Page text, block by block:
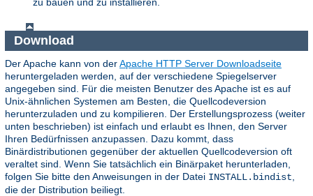
zu bauen und zu installieren.
Download
Der Apache kann von derApache HTTP Server Downloadseite
heruntergeladen werden, auf der verschiedene Spiegelserver
angegeben sind. Für die meisten Benutzer des Apache ist es auf
Unix-ähnlichen Systemen am Besten, die Quellcodeversion
herunterzuladen und zu kompilieren. Der Erstellungsprozess (weiter
unten beschrieben) ist einfach und erlaubt es Ihnen, den Server
Ihren Bedürfnissen anzupassen. Dazu kommt, dass
Binärdistributionen gegenüber der aktuellen Quellcodeversion oft
veraltet sind. Wenn Sie tatsächlich ein Binärpaket herunterladen,
folgen Sie bitte den Anweisungen in der Datei INSTALL.bindist
die der Distribution beiliegt.